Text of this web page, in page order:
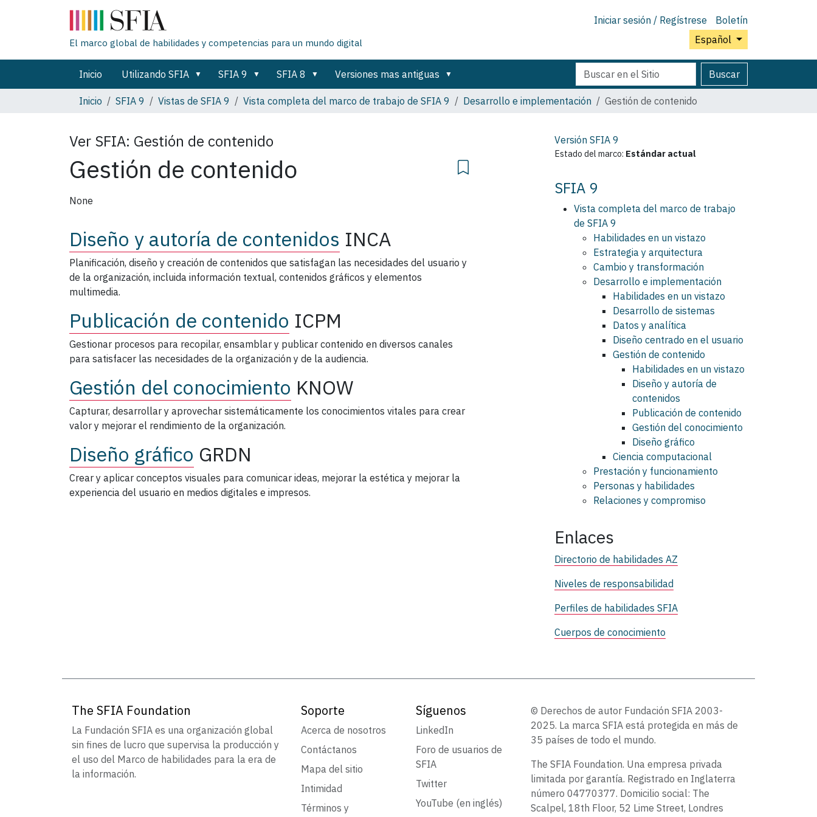
Iniciar sesión / Regístrese
Boletín
Español
El marco global de habilidades y competencias para un mundo digital
Inicio Utilizando SFIA SFIA 9 SFIA 8 Versiones mas antiguas Buscar Buscar
Búsqueda
Avanzada…
Inicio
SFIA 9 Vistas de SFIA 9 Vista completa del marco de trabajo de SFIA 9 Desarrollo e implementación Gestión de contenido
Ver SFIA: Gestión de contenido
Gestión de contenido
None
Diseño y autoría de contenidos INCA
Planificación, diseño y creación de contenidos que satisfagan las necesidades del usuario y
de la organización, incluida información textual, contenidos gráficos y elementos
multimedia.
Publicación de contenido ICPM
Gestionar procesos para recopilar, ensamblar y publicar contenido en diversos canales
para satisfacer las necesidades de la organización y de la audiencia.
Gestión del conocimiento KNOW
Capturar, desarrollar y aprovechar sistemáticamente los conocimientos vitales para crear
valor y mejorar el rendimiento de la organización.
Diseño gráfico GRDN
Crear y aplicar conceptos visuales para comunicar ideas, mejorar la estética y mejorar la
experiencia del usuario en medios digitales e impresos.
Versión SFIA 9
Estado del marco: Estándar actual
SFIA 9
Vista completa del marco de trabajo
de SFIA 9
Habilidades en un vistazo
Estrategia y arquitectura
Cambio y transformación
Desarrollo e implementación
Habilidades en un vistazo
Desarrollo de sistemas
Datos y analítica
Diseño centrado en el usuario
Gestión de contenido
Habilidades en un vistazo
Diseño y autoría de
contenidos
Publicación de contenido
Gestión del conocimiento
Diseño gráfico
Ciencia computacional
Prestación y funcionamiento
Personas y habilidades
Relaciones y compromiso
Enlaces
Directorio de habilidades AZ
Niveles de responsabilidad
Perfiles de habilidades SFIA
Cuerpos de conocimiento
The SFIA Foundation
La Fundación SFIA es una organización global
sin fines de lucro que supervisa la producción y
el uso del Marco de habilidades para la era de
la información.
Soporte
Acerca de nosotros
Contáctanos
Mapa del sitio
Intimidad
Términos y
Síguenos
LinkedIn
Foro de usuarios de
SFIA
Twitter
YouTube (en inglés)
© Derechos de autor Fundación SFIA 2003-
2025. La marca SFIA está protegida en más de
35 países de todo el mundo.
The SFIA Foundation. Una empresa privada
limitada por garantía. Registrado en Inglaterra
número 04770377. Domicilio social: The
Scalpel, 18th Floor, 52 Lime Street, Londres